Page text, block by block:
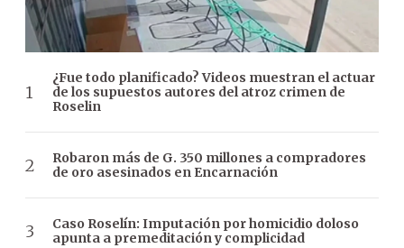
¿Fue todo planificado? Videos muestran el actuar
de los supuestos autores del atroz crimen de
Roselin
Robaron más de G. 350 millones a compradores
de oro asesinados en Encarnación
Caso Roselín: Imputación por homicidio doloso
apunta a premeditación y complicidad